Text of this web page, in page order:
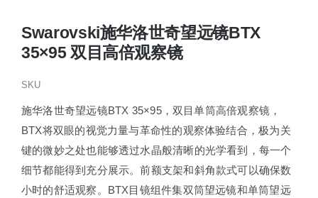
Swarovski施华洛世奇望远镜BTX
35×95 双目高倍观察镜
SKU
施华洛世奇望远镜BTX 35×95，双目单筒高倍观察镜，
BTX将双眼的视觉力量与革命性的观察体验结合，极为关
键的微妙之处也能够透过水晶般清晰的光学看到，每一个
细节都能得到充分展示。前额支架和斜角款式可以确保数
小时的舒适观察。BTX目镜组件集双筒望远镜和单筒望远